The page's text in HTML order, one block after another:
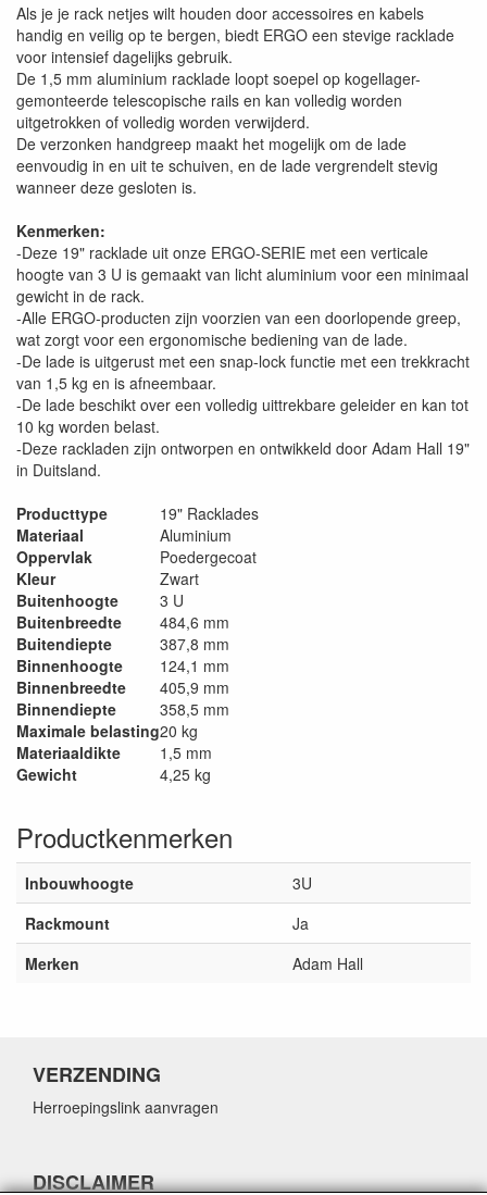
Als je je rack netjes wilt houden door accessoires en kabels
handig en veilig op te bergen, biedt ERGO een stevige racklade
voor intensief dagelijks gebruik.
De 1,5 mm aluminium racklade loopt soepel op kogellager-
gemonteerde telescopische rails en kan volledig worden
uitgetrokken of volledig worden verwijderd.
De verzonken handgreep maakt het mogelijk om de lade
eenvoudig in en uit te schuiven, en de lade vergrendelt stevig
wanneer deze gesloten is.
Kenmerken:
-Deze 19" racklade uit onze ERGO-SERIE met een verticale
hoogte van 3 U is gemaakt van licht aluminium voor een minimaal
gewicht in de rack.
-Alle ERGO-producten zijn voorzien van een doorlopende greep,
wat zorgt voor een ergonomische bediening van de lade.
-De lade is uitgerust met een snap-lock functie met een trekkracht
van 1,5 kg en is afneembaar.
-De lade beschikt over een volledig uittrekbare geleider en kan tot
10 kg worden belast.
-Deze rackladen zijn ontworpen en ontwikkeld door Adam Hall 19"
in Duitsland.
Producttype
19" Racklades
Materiaal
Aluminium
Oppervlak
Poedergecoat
Kleur
Zwart
Buitenhoogte
3 U
Buitenbreedte
484,6 mm
Buitendiepte
387,8 mm
Binnenhoogte
124,1 mm
Binnenbreedte
405,9 mm
Binnendiepte
358,5 mm
Maximale belasting20 kg
Materiaaldikte
1,5 mm
Gewicht
4,25 kg
Productkenmerken
Inbouwhoogte
3U
Rackmount
Ja
Merken
Adam Hall
VERZENDING
Herroepingslink aanvragen
DISCLAIMER